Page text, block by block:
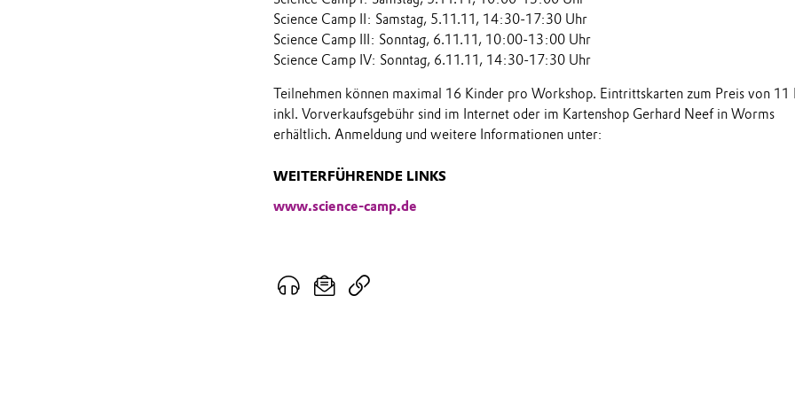
Science Camp II: Samstag, 5.11.11, 14:30-17:30 Uhr
Science Camp III: Sonntag, 6.11.11, 10:00-13:00 Uhr
Science Camp IV: Sonntag, 6.11.11, 14:30-17:30 Uhr
Teilnehmen können maximal 16 Kinder pro Workshop. Eintrittskarten zum Preis von 11
inkl. Vorverkaufsgebühr sind im Internet oder im Kartenshop Gerhard Neef in Worms
erhältlich. Anmeldung und weitere Informationen unter:
WEITERFÜHRENDE LINKS
www.science-camp.de